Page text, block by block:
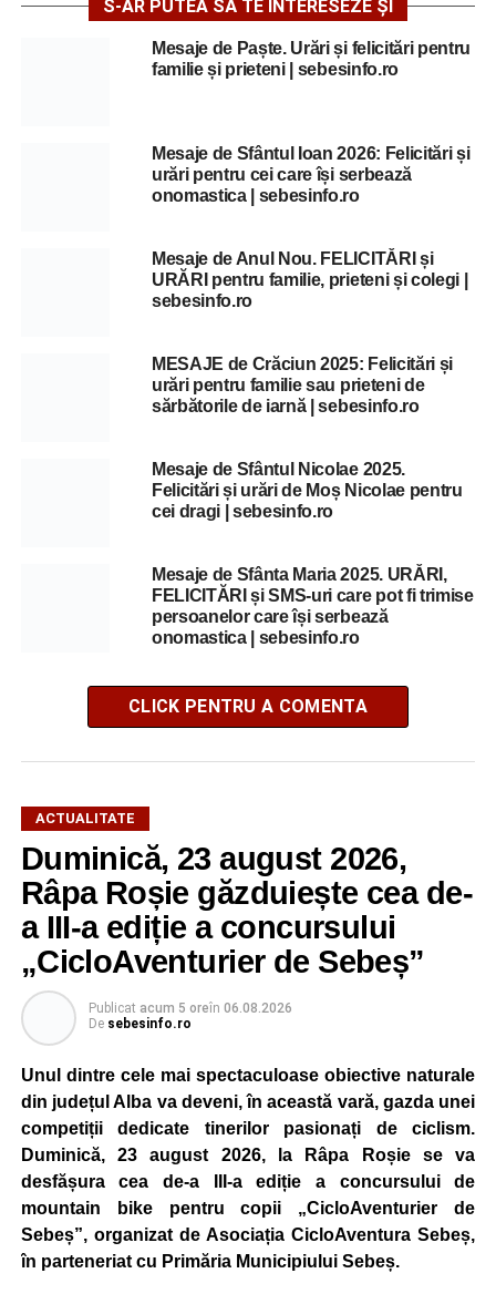
S-AR PUTEA SĂ TE INTERESEZE ȘI
Mesaje de Paște. Urări și felicitări pentru
familie și prieteni | sebesinfo.ro
Mesaje de Sfântul Ioan 2026: Felicitări și
urări pentru cei care își serbează
onomastica | sebesinfo.ro
Mesaje de Anul Nou. FELICITĂRI și
URĂRI pentru familie, prieteni și colegi |
sebesinfo.ro
MESAJE de Crăciun 2025: Felicitări și
urări pentru familie sau prieteni de
sărbătorile de iarnă | sebesinfo.ro
Mesaje de Sfântul Nicolae 2025.
Felicitări și urări de Moș Nicolae pentru
cei dragi | sebesinfo.ro
Mesaje de Sfânta Maria 2025. URĂRI,
FELICITĂRI și SMS-uri care pot fi trimise
persoanelor care își serbează
onomastica | sebesinfo.ro
CLICK PENTRU A COMENTA
ACTUALITATE
Duminică, 23 august 2026,
Râpa Roșie găzduiește cea de-
a III-a ediție a concursului
„CicloAventurier de Sebeș”
Publicat acum 5 oreîn 06.08.2026
De sebesinfo.ro
Unul dintre cele mai spectaculoase obiective naturale
din județul Alba va deveni, în această vară, gazda unei
competiții dedicate tinerilor pasionați de ciclism.
Duminică, 23 august 2026, la Râpa Roșie se va
desfășura cea de-a III-a ediție a concursului de
mountain bike pentru copii „CicloAventurier de
Sebeș”, organizat de Asociația CicloAventura Sebeș,
în parteneriat cu Primăria Municipiului Sebeș.